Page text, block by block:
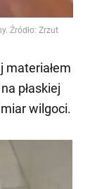
materiałem
płaskiej
wilgoci.